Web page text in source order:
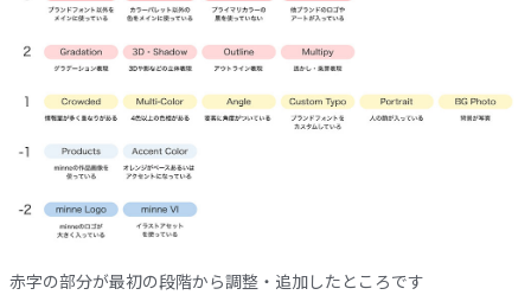
赤字の部分が最初の段階から調整・追加したところです